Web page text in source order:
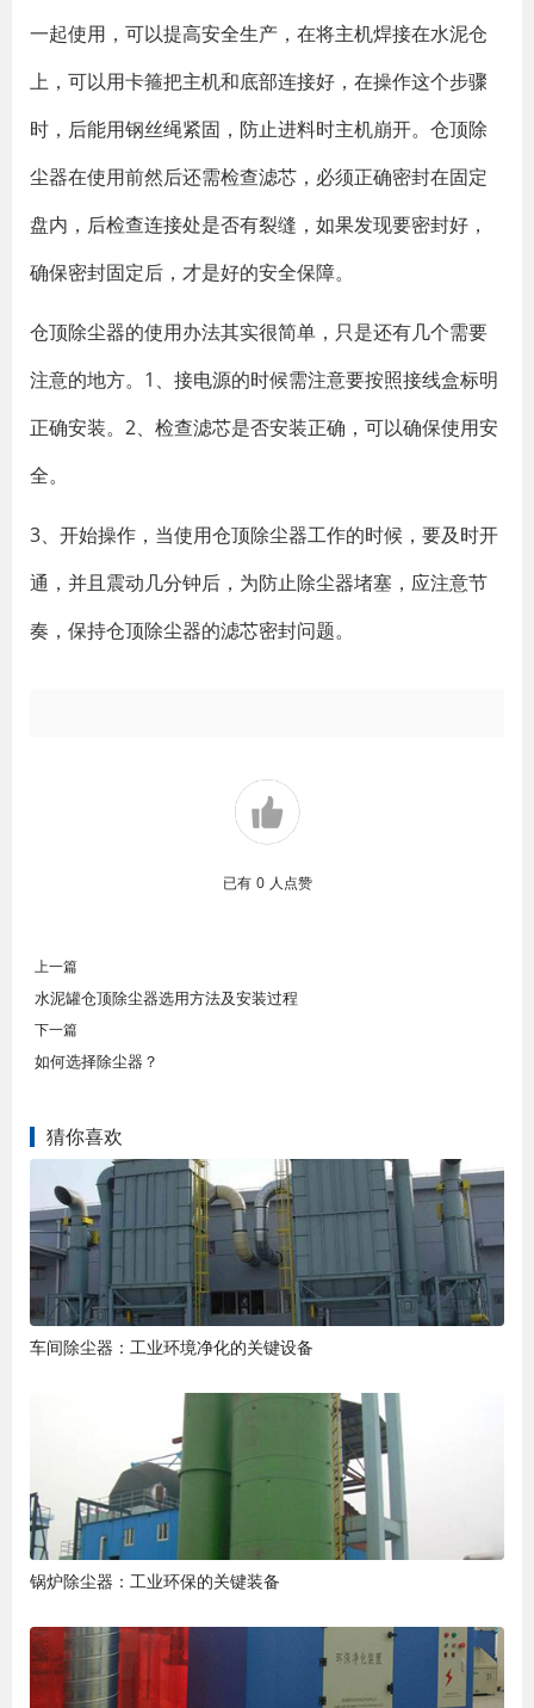
一起使用，可以提高安全生产，在将主机焊接在水泥仓
上，可以用卡箍把主机和底部连接好，在操作这个步骤
时，后能用钢丝绳紧固，防止进料时主机崩开。仓顶除
尘器在使用前然后还需检查滤芯，必须正确密封在固定
盘内，后检查连接处是否有裂缝，如果发现要密封好，
确保密封固定后，才是好的安全保障。
仓顶除尘器的使用办法其实很简单，只是还有几个需要
注意的地方。1、接电源的时候需注意要按照接线盒标明
正确安装。2、检查滤芯是否安装正确，可以确保使用安
全。
3、开始操作，当使用仓顶除尘器工作的时候，要及时开
通，并且震动几分钟后，为防止除尘器堵塞，应注意节
奏，保持仓顶除尘器的滤芯密封问题。
已有 0 人点赞
上一篇
水泥罐仓顶除尘器选用方法及安装过程
下一篇
如何选择除尘器？
猜你喜欢
车间除尘器：工业环境净化的关键设备
锅炉除尘器：工业环保的关键装备